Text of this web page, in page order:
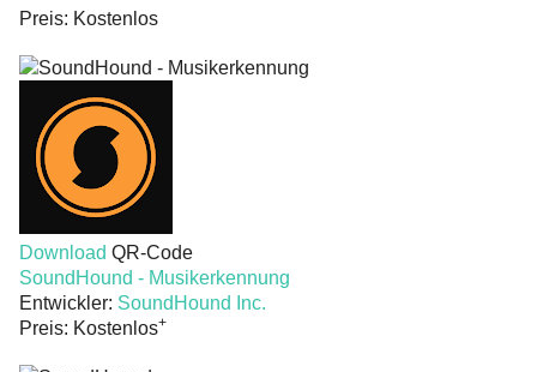
Preis: Kostenlos
Download QR-Code
SoundHound - Musikerkennung
Entwickler: SoundHound Inc.
Preis: Kostenlos+